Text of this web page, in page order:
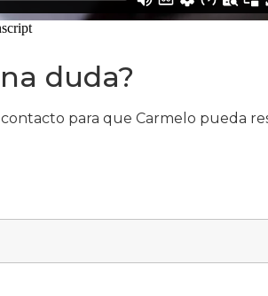
duda?
para que Carmelo pueda